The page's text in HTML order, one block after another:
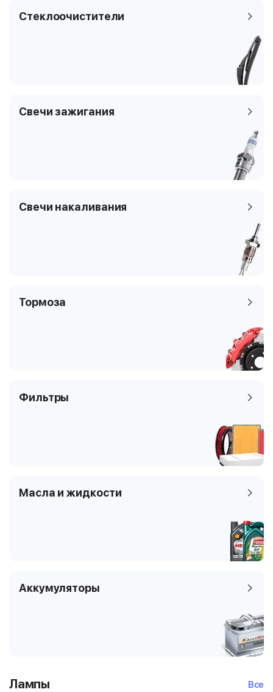
8T3
Тип топлива
Стеклоочистители
Свечи зажигания
Свечи накаливания
Тормоза
Фильтры
Масла и жидкости
Аккумуляторы
Лампы Все